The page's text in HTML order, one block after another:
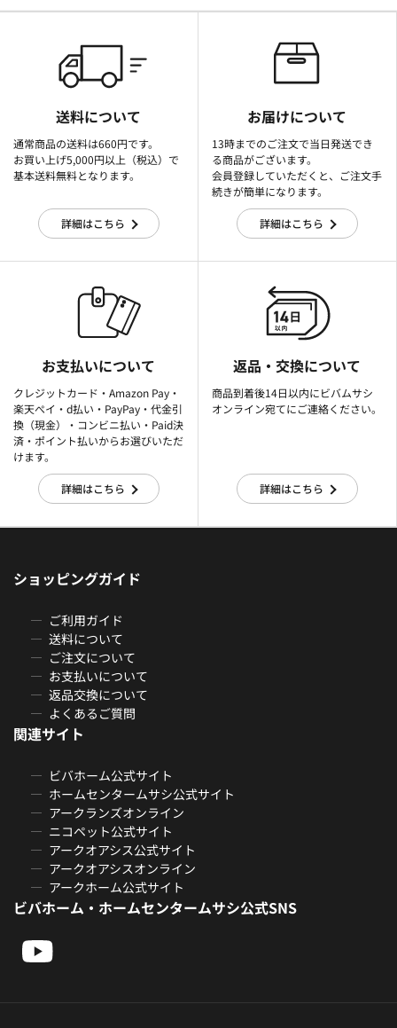
送料について
通常商品の送料は660円です。
お買い上げ5,000円以上（税込）で
基本送料無料となります。
詳細はこちら
お届けについて
13時までのご注文で当日発送でき
る商品がございます。
会員登録していただくと、ご注文手
続きが簡単になります。
詳細はこちら
お支払いについて
クレジットカード・Amazon Pay・
楽天ぺイ・d払い・PayPay・代金引
換（現金）・コンビニ払い・Paid決
済・ポイント払いからお選びいただ
けます。
詳細はこちら
返品・交換について
商品到着後14日以内にビバムサシ
オンライン宛てにご連絡ください。
詳細はこちら
ショッピングガイド
ご利用ガイド
送料について
ご注文について
お支払いについて
返品交換について
よくあるご質問
関連サイト
ビバホーム公式サイト
ホームセンタームサシ公式サイト
アークランズオンライン
ニコペット公式サイト
アークオアシス公式サイト
アークオアシスオンライン
アークホーム公式サイト
ビバホーム・ホームセンタームサシ公式SNS